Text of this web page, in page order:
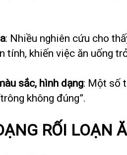
: Nhiều nghiên cứu cho
tính, khiến việc ăn uống
sắc, hình dạng: Một số
không đúng”.
RỐI LOẠN